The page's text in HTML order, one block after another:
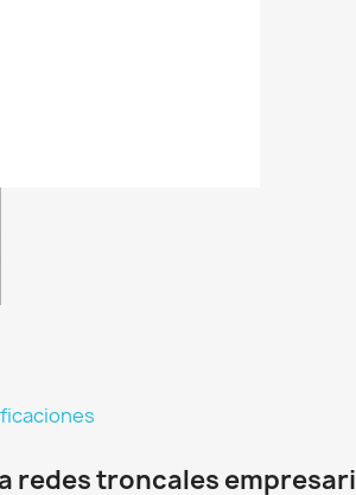
redes troncales